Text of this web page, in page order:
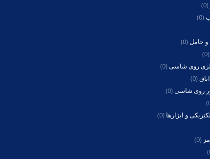
(0)
(0)
و حامل (0)
(0)
روی شاسی(0)
(0)
روی شاسی(0)
و ابزارها (0)
(0)